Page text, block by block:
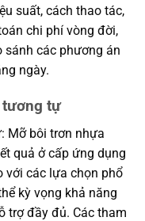
suất, cách thao tác,
chi phí vòng đời,
sánh các phương án
ngày.
tương tự
Mỡ bôi trơn nhựa
quả ở cấp ứng dụng
với các lựa chọn phổ
kỳ vọng khả năng
trợ đầy đủ. Các tham